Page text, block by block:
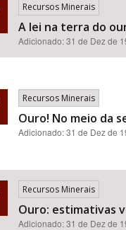
Recursos Minerais
A lei na terra do
Adicionado:31 de Dez de
Recursos Minerais
Ouro! No meio da
Adicionado:31 de Dez de
Recursos Minerais
Ouro: estimativas
Adicionado:31 de Dez de